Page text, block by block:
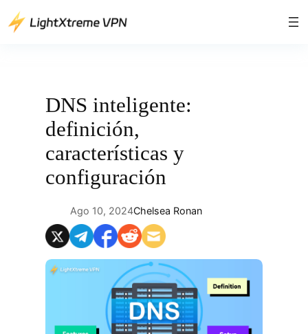
Saltar
DNS inteligente:
definición,
características y
configuración
Ago 10, 2024Chelsea Ronan